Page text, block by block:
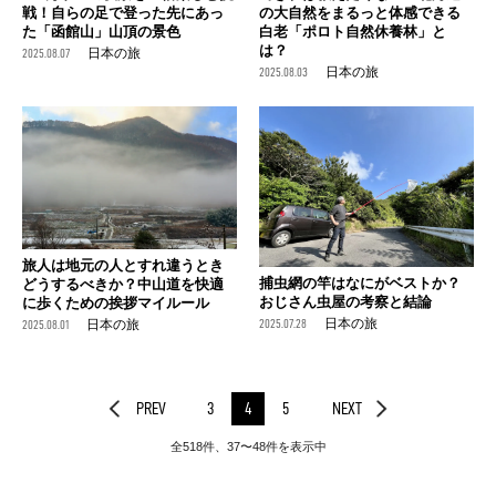
戦！自らの足で登った先にあっ
た「函館山」山頂の景色
2025.08.07 日本の旅
の大自然をまるっと体感できる
白老「ポロト自然休養林」と
は？
2025.08.03 日本の旅
旅人は地元の人とすれ違うとき
どうするべきか？中山道を快適
に歩くための挨拶マイルール
2025.08.01 日本の旅
捕虫網の竿はなにがベストか？
おじさん虫屋の考察と結論
2025.07.28 日本の旅
PREV 3 4 5 NEXT
全518件、37〜48件を表示中